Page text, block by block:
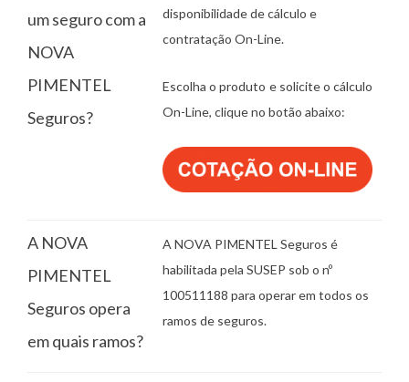
um seguro com a
NOVA
PIMENTEL
Seguros?
disponibilidade de cálculo e
contratação On-Line.
Escolha o produto e solicite o cálculo
On-Line, clique no botão abaixo:
A NOVA
PIMENTEL
Seguros opera
em quais ramos?
A NOVA PIMENTEL Seguros é
habilitada pela SUSEP sob o nº
100511188 para operar em todos os
ramos de seguros.